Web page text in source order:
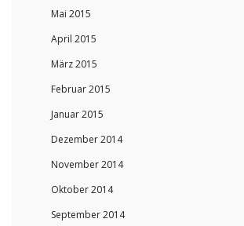
Mai 2015
April 2015
März 2015
Februar 2015
Januar 2015
Dezember 2014
November 2014
Oktober 2014
September 2014